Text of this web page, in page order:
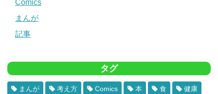
Comics
まんが
記事
タグ
まんが 考え方 Comics 本 食 健康